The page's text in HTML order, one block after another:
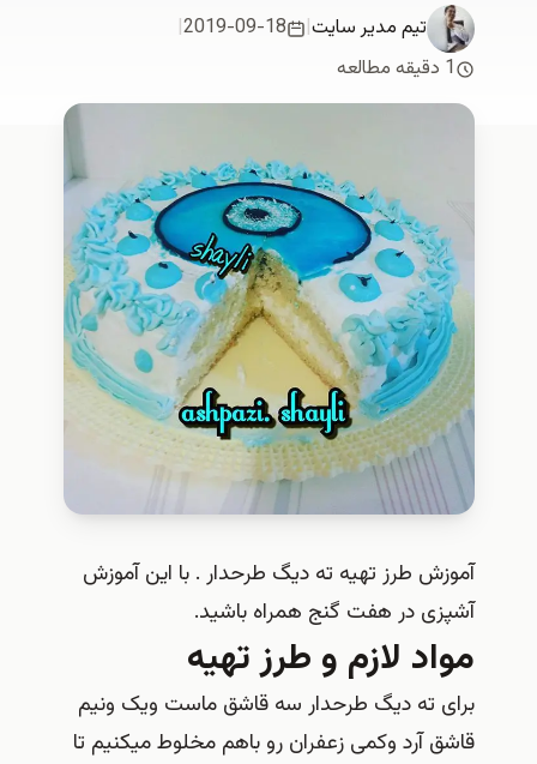
تیم مدیر سایت|
2019-09-18
|
1 دقیقه مطالعه
آموزش طرز تهیه ته دیگ طرحدار . با این آموزش
آشپزی در هفت گنج همراه باشید.
مواد لازم و طرز تهیه
برای ته دیگ طرحدار سه قاشق ماست ویک ونیم
قاشق آرد وکمی زعفران رو باهم مخلوط میکنیم تا